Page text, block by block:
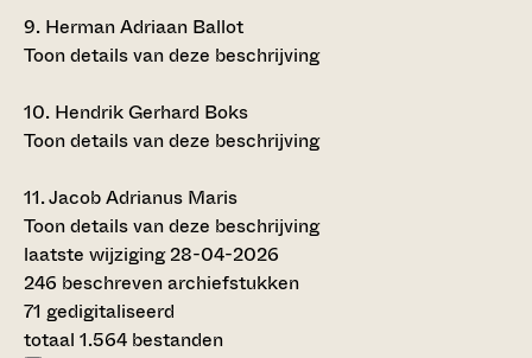
9. Herman Adriaan Ballot
Toon details van deze beschrijving
10. Hendrik Gerhard Boks
Toon details van deze beschrijving
11.Jacob Adrianus Maris
Toon details van deze beschrijving
laatste wijziging 28-04-2026
246 beschreven archiefstukken
71 gedigitaliseerd
totaal 1.564 bestanden